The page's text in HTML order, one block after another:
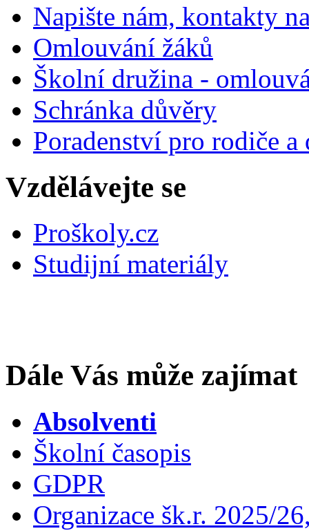
Napište nám, kontakty
Omlouvání žáků
Školní družina -
Schránka důvěry
Poradenství pro rodiče
Vzdělávejte se
Proškoly.cz
Studijní materiály
Dále Vás může zajímat
Absolventi
Školní časopis
GDPR
Organizace šk.r. 2025/